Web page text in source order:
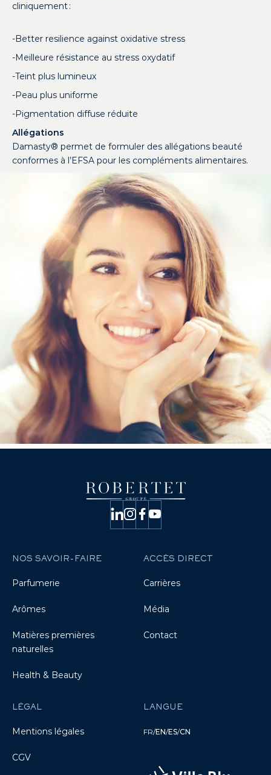
cliniquement :
-Better resilience against oxidative stress
-Meilleure résistance au stress oxydatif
-Teint plus lumineux
-Peau plus uniforme
-Pigmentation diffuse réduite
Allégations
Damasty® permet de formuler des allégations beauté
conformes à l’EFSA pour les compléments alimentaires.
NOS SAVOIR-FAIRE
Parfumerie
Arômes
Matières premières
naturelles
Health & Beauty
ACCÈS DIRECT
Carrières
Média
Contact
LÉGAL
Mentions légales
CGV
LANGUE
FR/EN/ES/CN